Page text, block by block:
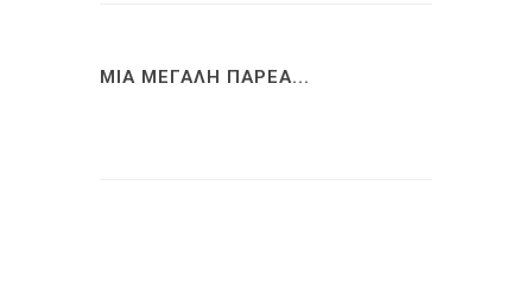
ΜΙΑ ΜΕΓΑΛΗ ΠΑΡΕΑ...